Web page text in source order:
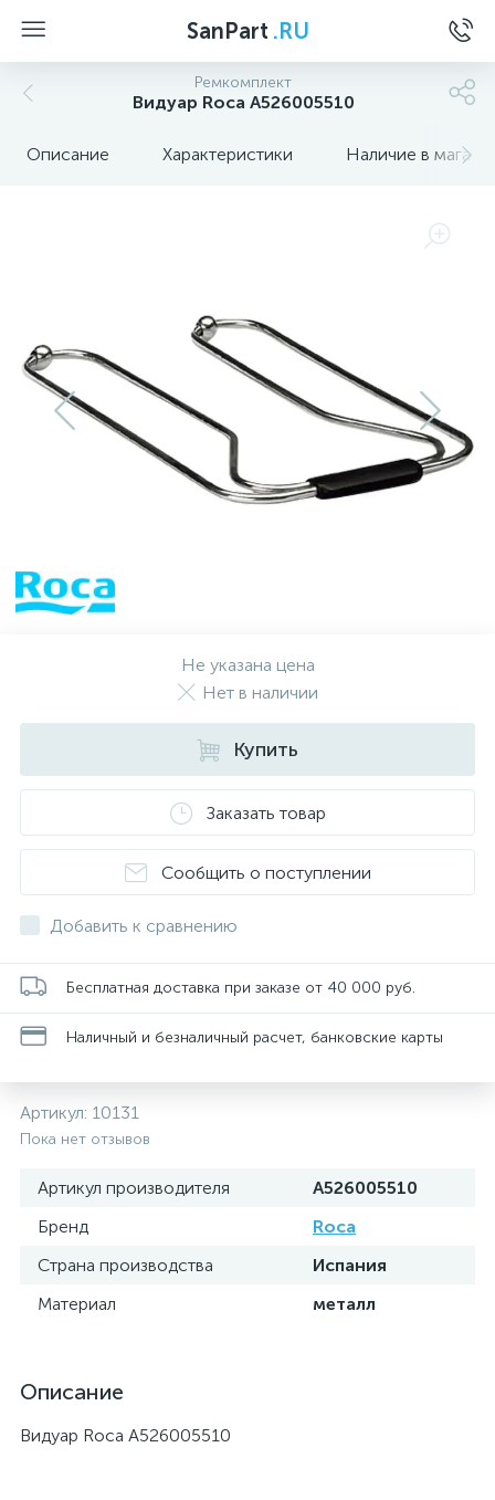
SanPart .RU
Ремкомплект
Видуар Roca A526005510
Описание Характеристики Наличие в
Не указана цена
Нет в наличии
Купить
Заказать товар
Сообщить о поступлении
Добавить к сравнению
Бесплатная доставка при заказе от 40 000 руб.
Наличный и безналичный расчет, банковские карты
Артикул: 10131
Пока нет отзывов
Артикул производителя
A526005510
Бренд
Roca
Страна производства
Испания
Материал
металл
Описание
Видуар Roca A526005510